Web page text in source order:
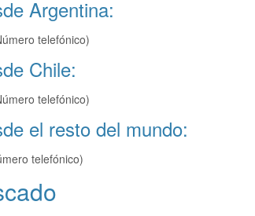
Argentina:
telefónico)
Chile:
telefónico)
el resto del mundo:
telefónico)